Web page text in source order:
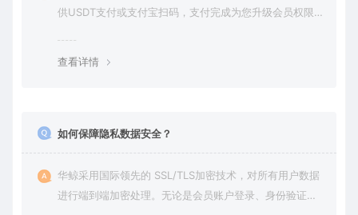
供USDT支付或支付宝扫码，支付完成为您升级会员权限后
查看详情
如何保障隐私数据安全？
华鲸采用国际领先的 SSL/TLS加密技术，对所有用户数据
进行端到端加密处理。无论是会员账户登录、身份验证还